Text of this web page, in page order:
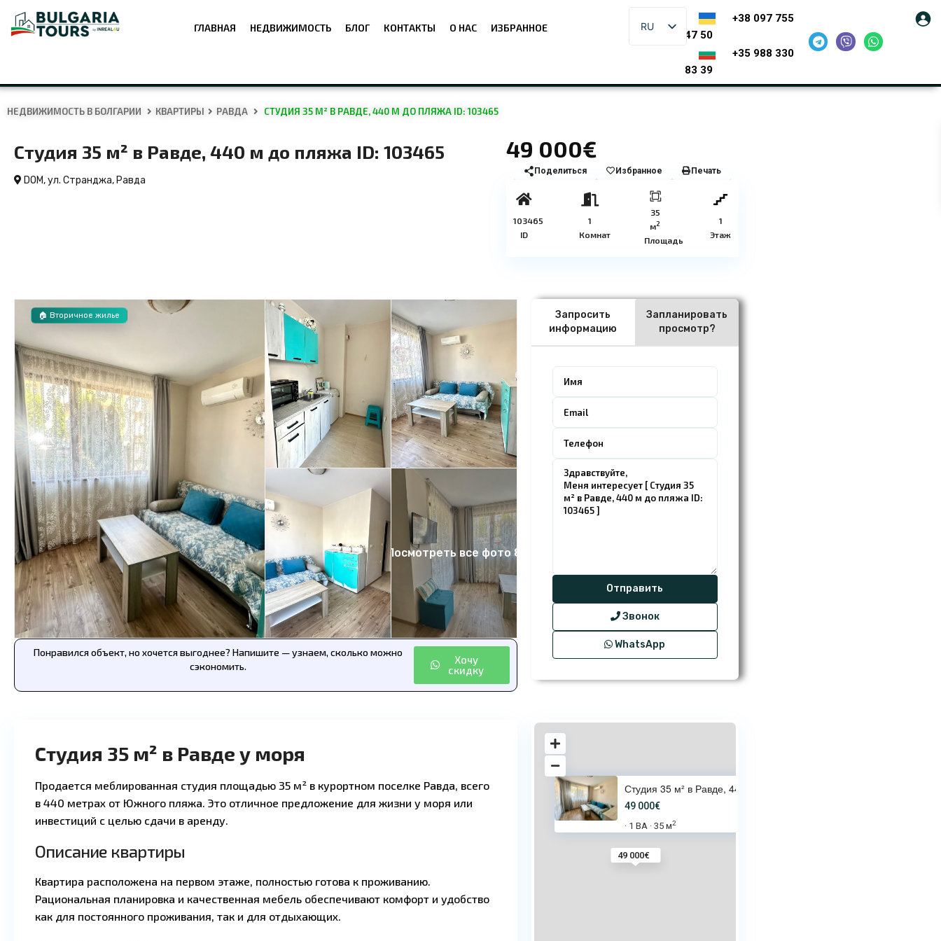
ГЛАВНАЯ НЕДВИЖИМОСТЬ БЛОГ КОНТАКТЫ О НАС ИЗБРАННОЕ RU
+38 097 755
47 50
+35 988 330
83 39
НЕДВИЖИМОСТЬ В БОЛГАРИИ КВАРТИРЫ РАВДА СТУДИЯ 35 М² В РАВДЕ, 440 М ДО ПЛЯЖА ID: 103465
Студия 35 м² в Равде, 440 м до пляжа ID: 103465
DOM, ул. Странджа, Равда
49 000€
Поделиться Избранное Печать
103465
ID
1
Комнат
35
м2
Площадь
1
Этаж
Посмотреть все фото 8
🏠 Вторичное жилье
Понравился объект, но хочется выгоднее? Напишите — узнаем, сколько можно
сэкономить.
Хочу
скидку
Запросить
информацию
Запланировать
просмотр?
Звонок
WhatsApp
Студия 35 м² в Равде у моря
Продается меблированная студия площадью 35 м² в курортном поселке Равда, всего
в 440 метрах от Южного пляжа. Это отличное предложение для жизни у моря или
инвестиций с целью сдачи в аренду.
Описание квартиры
Квартира расположена на первом этаже, полностью готова к проживанию.
Рациональная планировка и качественная мебель обеспечивают комфорт и удобство
как для постоянного проживания, так и для отдыхающих.
49 000€
Студия 35 м² в Равде, 440 м до
49 000€
· 1 BA · 35 м2